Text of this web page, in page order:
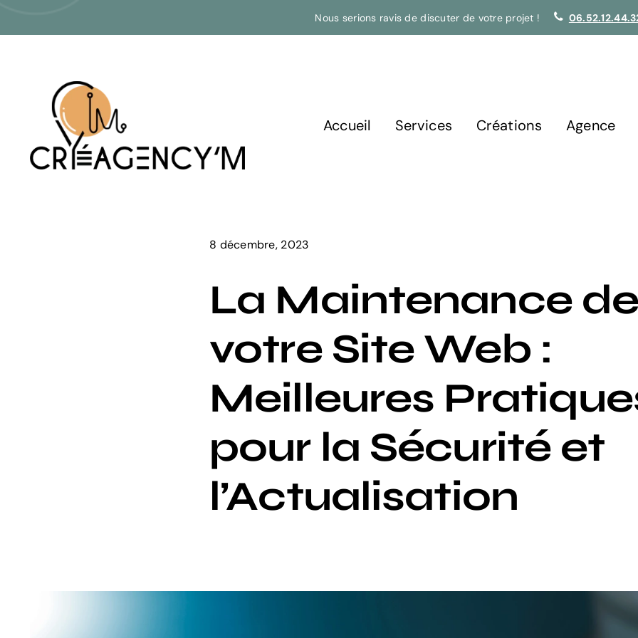
au
Nous serions ravis de discuter de votre projet !
Accueil Services Créations Agence
8 décembre, 2023
La Maintenance
votre Site Web :
Meilleures
pour la Sécurité et
l’Actualisation